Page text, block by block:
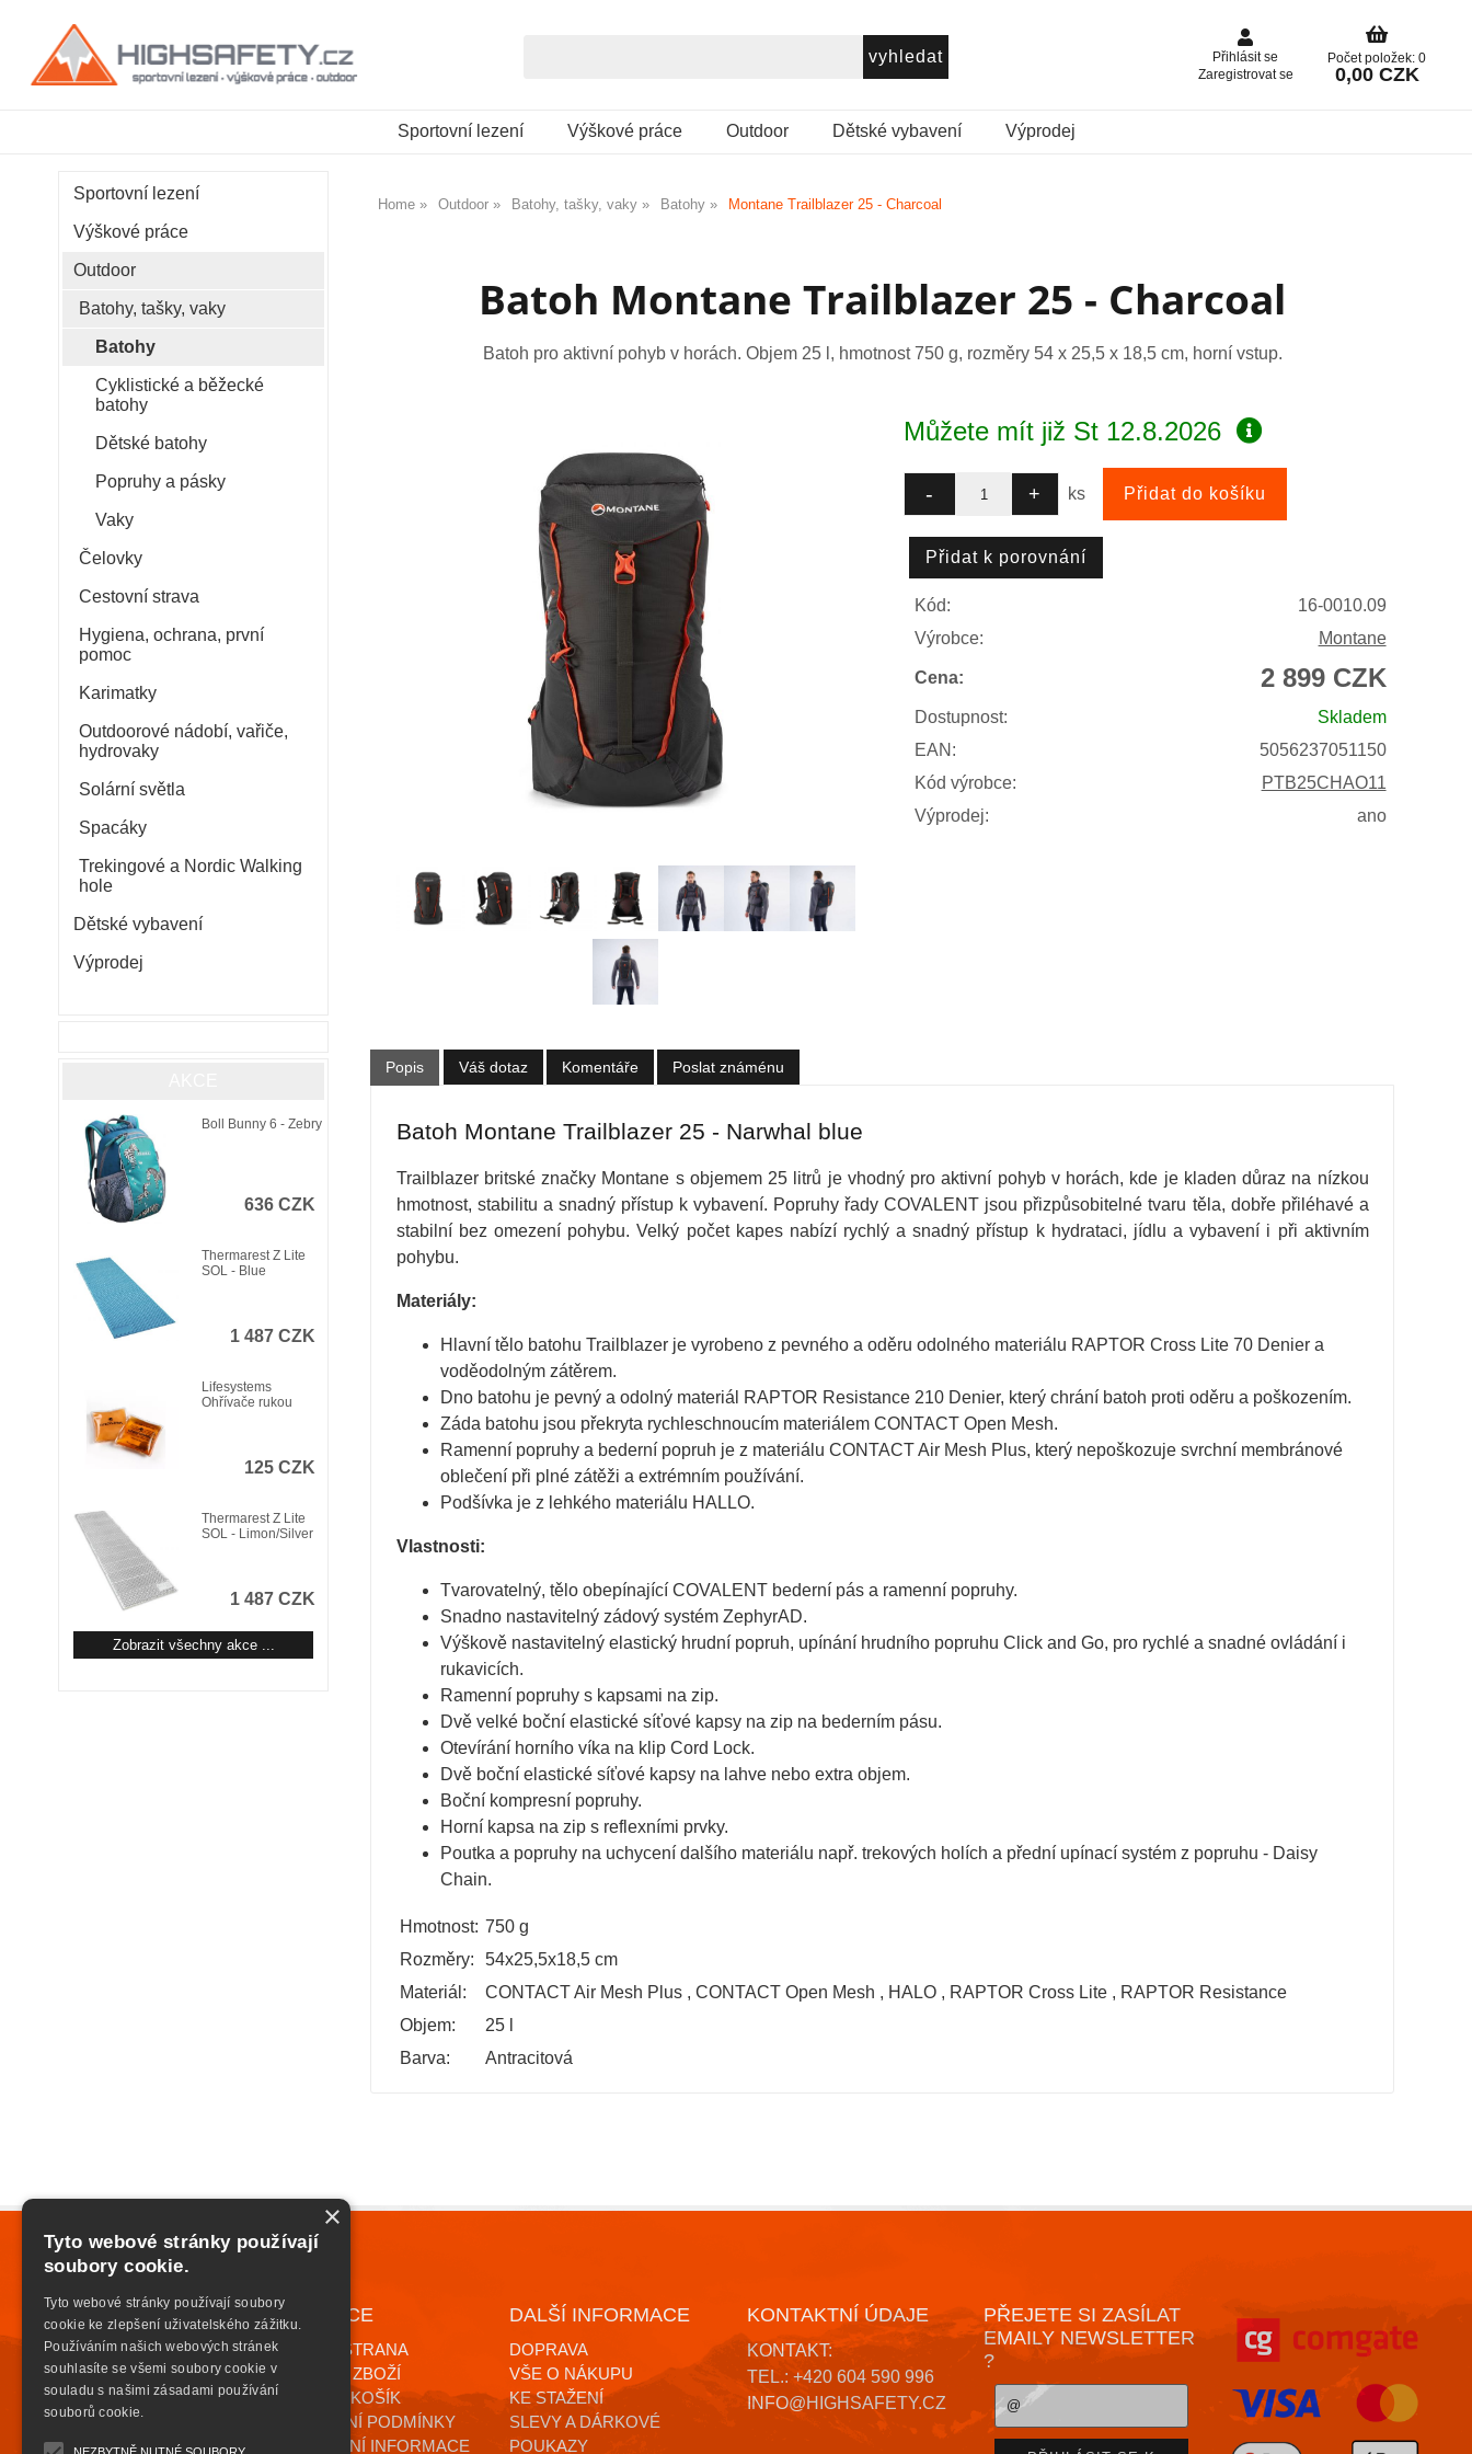
Přihlásit se
Zaregistrovat se
Počet položek: 0
0,00 CZK
Sportovní lezení Výškové práce Outdoor Dětské vybavení Výprodej
Home Outdoor Batohy, tašky, vaky Batohy Montane Trailblazer 25 - Charcoal
Batoh Montane Trailblazer 25 - Charcoal
Batoh pro aktivní pohyb v horách. Objem 25 l, hmotnost 750 g, rozměry 54 x 25,5 x 18,5 cm, horní vstup.
Můžete mít již St 12.8.2026
ks
Kód:
16-0010.09
Výrobce:
Montane
Cena: 2 899 CZK
Dostupnost:
Skladem
EAN:
5056237051150
Kód výrobce:
PTB25CHAO11
Výprodej:
ano
Popis Váš dotaz Komentáře Poslat známénu
Batoh Montane Trailblazer 25 - Narwhal blue
Trailblazer britské značky Montane s objemem 25 litrů je vhodný pro aktivní pohyb v horách, kde je kladen důraz na nízkou
hmotnost, stabilitu a snadný přístup k vybavení. Popruhy řady COVALENT jsou přizpůsobitelné tvaru těla, dobře přiléhavé a
stabilní bez omezení pohybu. Velký počet kapes nabízí rychlý a snadný přístup k hydrataci, jídlu a vybavení i při aktivním
pohybu.
Materiály:
Hlavní tělo batohu Trailblazer je vyrobeno z pevného a oděru odolného materiálu RAPTOR Cross Lite 70 Denier a
voděodolným zátěrem.
Dno batohu je pevný a odolný materiál RAPTOR Resistance 210 Denier, který chrání batoh proti oděru a poškozením.
Záda batohu jsou překryta rychleschnoucím materiálem CONTACT Open Mesh.
Ramenní popruhy a bederní popruh je z materiálu CONTACT Air Mesh Plus, který nepoškozuje svrchní membránové
oblečení při plné zátěži a extrémním používání.
Podšívka je z lehkého materiálu HALLO.
Vlastnosti:
Tvarovatelný, tělo obepínající COVALENT bederní pás a ramenní popruhy.
Snadno nastavitelný zádový systém ZephyrAD.
Výškově nastavitelný elastický hrudní popruh, upínání hrudního popruhu Click and Go, pro rychlé a snadné ovládání i
rukavicích.
Ramenní popruhy s kapsami na zip.
Dvě velké boční elastické síťové kapsy na zip na bederním pásu.
Otevírání horního víka na klip Cord Lock.
Dvě boční elastické síťové kapsy na lahve nebo extra objem.
Boční kompresní popruhy.
Horní kapsa na zip s reflexními prvky.
Poutka a popruhy na uchycení dalšího materiálu např. trekových holích a přední upínací systém z popruhu - Daisy
Chain.
Hmotnost: 750 g
Rozměry:
54x25,5x18,5 cm
Materiál:
CONTACT Air Mesh Plus , CONTACT Open Mesh , HALO , RAPTOR Cross Lite , RAPTOR Resistance
Objem:
25 l
Barva:
Antracitová
Sportovní lezení
Výškové práce
Outdoor
Batohy, tašky, vaky
Batohy
Cyklistické a běžecké
batohy
Dětské batohy
Popruhy a pásky
Vaky
Čelovky
Cestovní strava
Hygiena, ochrana, první
pomoc
Karimatky
Outdoorové nádobí, vařiče,
hydrovaky
Solární světla
Spacáky
Trekingové a Nordic Walking
hole
Dětské vybavení
Výprodej
Boll Bunny 6 - Zebry
636 CZK
Thermarest Z Lite
SOL - Blue
1 487 CZK
Lifesystems
Ohřívače rukou
125 CZK
Thermarest Z Lite
SOL - Limon/Silver
1 487 CZK
Zobrazit všechny akce ...
+420 776 085 559
INFO@HIGHSAFETY.CZ
NAVIGACE
ÚVODNÍ STRANA
KATALOG ZBOŽÍ
NÁKUPNÍ KOŠÍK
OBCHODNÍ PODMÍNKY
KONTAKTNÍ INFORMACE
DALŠÍ INFORMACE
DOPRAVA
VŠE O NÁKUPU
KE STAŽENÍ
SLEVY A DÁRKOVÉ
POUKAZY
KONTAKTNÍ ÚDAJE
KONTAKT:
TEL.: +420 604 590 996
INFO@HIGHSAFETY.CZ
PŘEJETE SI ZASÍLAT
EMAILY NEWSLETTER
?
×
Tyto webové stránky používají
soubory cookie.
Tyto webové stránky používají soubory
cookie ke zlepšení uživatelského zážitku.
Používáním našich webových stránek
souhlasíte se všemi soubory cookie v
souladu s našimi zásadami používání
souborů cookie.